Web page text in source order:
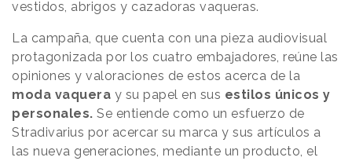
vestidos, abrigos y cazadoras vaqueras.
La campaña, que cuenta con una pieza audiovisual
protagonizada por los cuatro embajadores, reúne las
opiniones y valoraciones de estos acerca de la
moda vaquera y su papel en sus estilos únicos y
personales. Se entiende como un esfuerzo de
Stradivarius por acercar su marca y sus artículos a
las nueva generaciones, mediante un producto, el